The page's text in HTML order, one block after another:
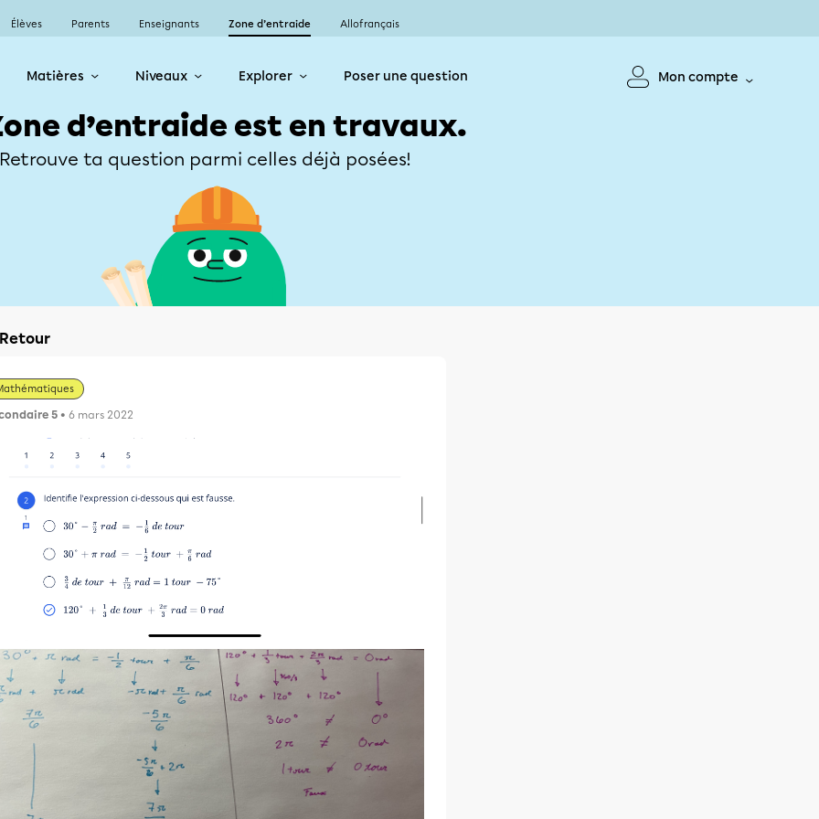
Élèves Parents Enseignants Zone d’entraide Allofrançais
Matières Niveaux Explorer Poser une question Mon compte
d’entraide est en travaux.
ta question parmi celles déjà posées!
Retour
5 • 6 mars 2022